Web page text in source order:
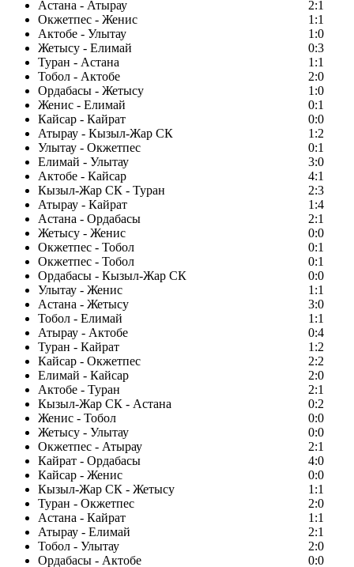
Астана - Атырау
2:1
Окжетпес - Женис
1:1
Актобе - Улытау
1:0
Жетысу - Елимай
0:3
Туран - Астана
1:1
Тобол - Актобе
2:0
Ордабасы - Жетысу
1:0
Женис - Елимай
0:1
Кайсар - Кайрат
0:0
Атырау - Кызыл-Жар СК
1:2
Улытау - Окжетпес
0:1
Елимай - Улытау
3:0
Актобе - Кайсар
4:1
Кызыл-Жар СК - Туран
2:3
Атырау - Кайрат
1:4
Астана - Ордабасы
2:1
Жетысу - Женис
0:0
Окжетпес - Тобол
0:1
Окжетпес - Тобол
0:1
Ордабасы - Кызыл-Жар СК
0:0
Улытау - Женис
1:1
Астана - Жетысу
3:0
Тобол - Елимай
1:1
Атырау - Актобе
0:4
Туран - Кайрат
1:2
Кайсар - Окжетпес
2:2
Елимай - Кайсар
2:0
Актобе - Туран
2:1
Кызыл-Жар СК - Астана
0:2
Женис - Тобол
0:0
Жетысу - Улытау
0:0
Окжетпес - Атырау
2:1
Кайрат - Ордабасы
4:0
Кайсар - Женис
0:0
Кызыл-Жар СК - Жетысу
1:1
Туран - Окжетпес
2:0
Астана - Кайрат
1:1
Атырау - Елимай
2:1
Тобол - Улытау
2:0
Ордабасы - Актобе
0:0